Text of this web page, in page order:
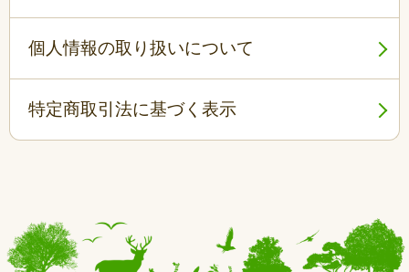
個人情報の取り扱いについて
特定商取引法に基づく表示